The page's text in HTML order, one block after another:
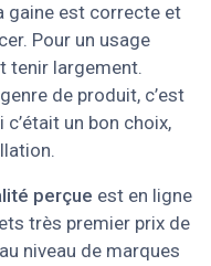
gaine est correcte et
Pour un usage
tenir largement.
de produit, c’est
un bon choix,
perçue est en ligne
très premier prix de
niveau de marques